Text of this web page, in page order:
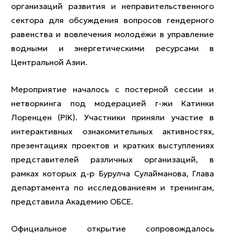
организаций развития и неправительственного
сектора для обсуждения вопросов гендерного
равенства и вовлечения молодёжи в управление
водными и энергетическими ресурсами в
Центральной Азии.
Мероприятие началось с постерной сессии и
нетворкинга под модерацией г-жи Катинки
Лоренцен (PIK). Участники приняли участие в
интерактивных ознакомительных активностях,
презентациях проектов и кратких выступлениях
представителей различных организаций, в
рамках которых д-р Бурулча Сулайманова, Глава
департамента по исследованиеям и тренингам,
представила Академию ОБСЕ.
Официальное открытие сопровождалось